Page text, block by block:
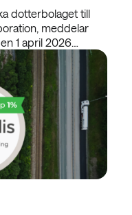
dotterbolaget till
meddelar
1 april 2026…